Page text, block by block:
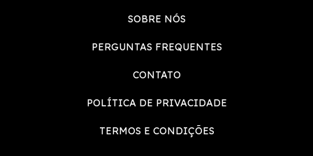
SOBRE NÓS
PERGUNTAS FREQUENTES
CONTATO
POLÍTICA DE PRIVACIDADE
TERMOS E CONDIÇÕES